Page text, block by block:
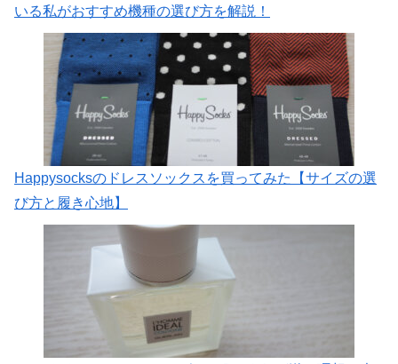
いる私がおすすめ機種の選び方を解説！
Happysocksのドレスソックスを買ってみた【サイズの選
び方と履き心地】